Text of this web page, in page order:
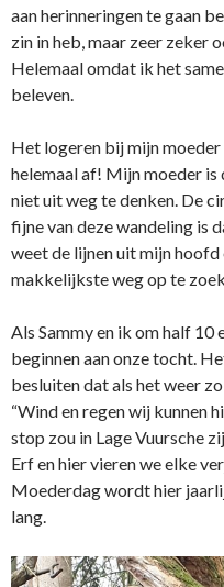
aan herinneringen te gaan
zin in heb, maar zeer zeker
Helemaal omdat ik het
beleven.
Het logeren bij mijn
helemaal af! Mijn moeder is
niet uit weg te denken. De
fijne van deze wandeling is
weet de lijnen uit mijn hoofd
makkelijkste weg op te
Als Sammy en ik om half 10
beginnen aan onze tocht.
besluiten dat als het weer
“Wind en regen wij kunnen
stop zou in Lage Vuursche
Erf en hier vieren we elke
Moederdag wordt hier
lang.